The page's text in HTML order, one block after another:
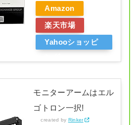
Amazon
楽天市場
Yahooショッピ
モニターアームはエル
ゴトロン一択!
created by Rinker